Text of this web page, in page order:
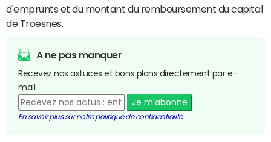
d'emprunts et du montant du remboursement du capital
de Troësnes.
A ne pas manquer
Recevez nos astuces et bons plans directement par e-
mail.
Je m'abonne
En savoir plus sur notre politique de confidentialité